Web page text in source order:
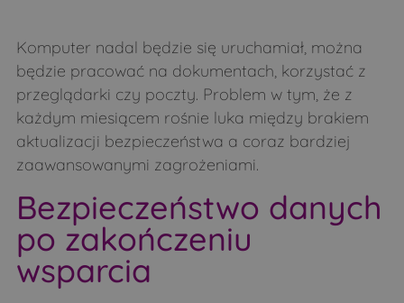
Komputer nadal będzie się uruchamiał, można
będzie pracować na dokumentach, korzystać z
przeglądarki czy poczty. Problem w tym, że z
każdym miesiącem rośnie luka między brakiem
aktualizacji bezpieczeństwa a coraz bardziej
zaawansowanymi zagrożeniami.
Bezpieczeństwo danych
po zakończeniu
wsparcia